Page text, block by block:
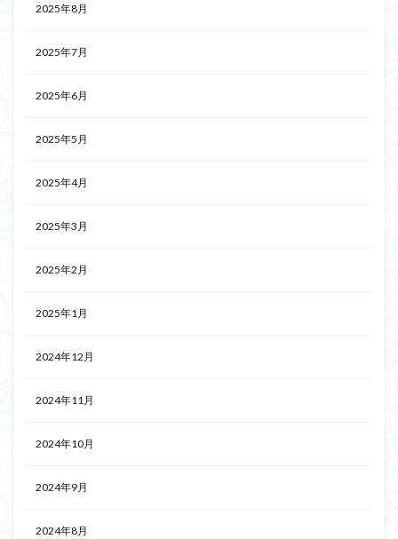
2025年8月
2025年7月
2025年6月
2025年5月
2025年4月
2025年3月
2025年2月
2025年1月
2024年12月
2024年11月
2024年10月
2024年9月
2024年8月